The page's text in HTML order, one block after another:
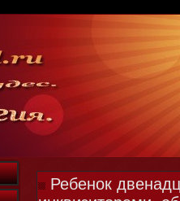
Ребенок